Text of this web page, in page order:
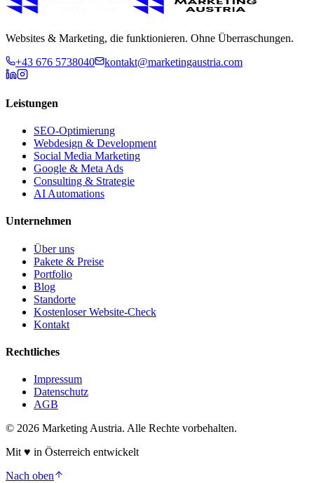
Websites & Marketing, die funktionieren. Ohne Überraschungen.
+43 676 5738040
kontakt@marketingaustria.com
Leistungen
SEO-Optimierung
Webdesign & Development
Social Media Marketing
Google & Meta Ads
Consulting & Strategie
AI Automations
Unternehmen
Über uns
Pakete & Preise
Portfolio
Blog
Standorte
Kostenloser Website-Check
Kontakt
Rechtliches
Impressum
Datenschutz
AGB
© 2026 Marketing Austria. Alle Rechte vorbehalten.
Mit ♥ in Österreich entwickelt
Nach oben